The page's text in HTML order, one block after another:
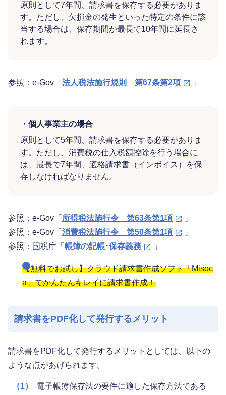
原則として7年間、請求書を保存する必要がありま
す。ただし、欠損金の発生といった特定の条件に該
当する場合は、保存期間が最長で10年間に延長さ
れます。
参照：e-Gov「 法人税法施行規則 第67条第2項 」
・個人事業主の場合
原則として5年間、請求書を保存する必要がありま
す。ただし、消費税の仕入税額控除を行う場合に
は、最長で7年間、適格請求書（インボイス）を保
存しなければなりません。
参照：e-Gov「 所得税法施行令 第63条第1項
」
参照：e-Gov「 消費税法施行令 第50条第1項
」
参照：国税庁「 帳簿の記帳･保存義務 」
【無料でお試し】クラウド請求書作成ソフト「Misoc
a」でかんたんキレイに請求書作成！
請求書をPDF化して発行するメリット
請求書をPDF化して発行するメリットとしては、以下の
ような点があげられます。
（1）
電子帳簿保存法の要件に適した保存方法である